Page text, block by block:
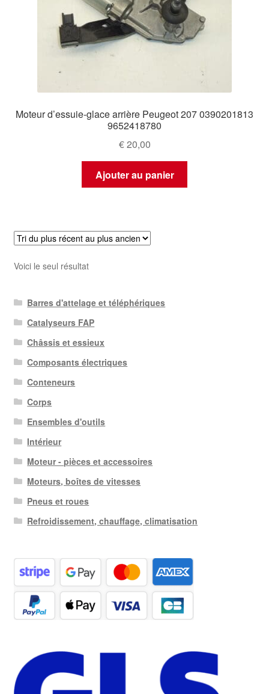
Moteur d’essuie-glace arrière Peugeot 207 0390201813
9652418780
€20,00
Ajouter au panier
Voici le seul résultat
Barres d'attelage et téléphériques
Catalyseurs FAP
Châssis et essieux
Composants électriques
Conteneurs
Corps
Ensembles d'outils
Intérieur
Moteur - pièces et accessoires
Moteurs, boîtes de vitesses
Pneus et roues
Refroidissement, chauffage, climatisation